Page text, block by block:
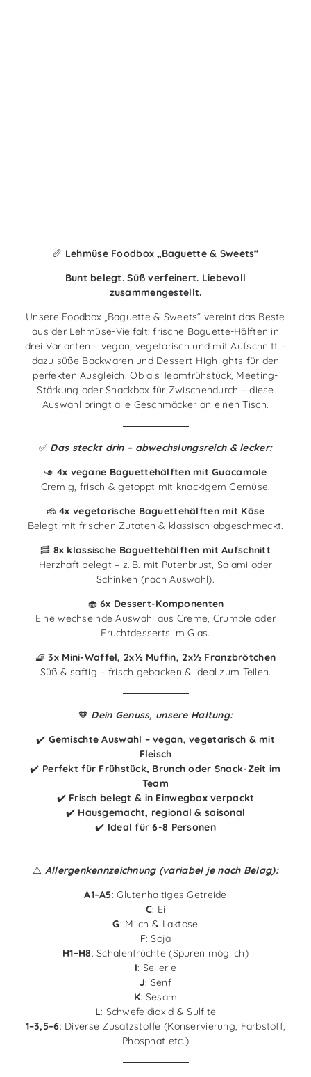
🥖 Lehmüse Foodbox „Baguette & Sweets“
Bunt belegt. Süß verfeinert. Liebevoll
zusammengestellt.
Unsere Foodbox „Baguette & Sweets“ vereint das Beste
aus der Lehmüse-Vielfalt: frische Baguette-Hälften in
drei Varianten – vegan, vegetarisch und mit Aufschnitt –
dazu süße Backwaren und Dessert-Highlights für den
perfekten Ausgleich. Ob als Teamfrühstück, Meeting-
Stärkung oder Snackbox für Zwischendurch – diese
Auswahl bringt alle Geschmäcker an einen Tisch.
✅ Das steckt drin – abwechslungsreich & lecker:
🥑 4x vegane Baguettehälften mit Guacamole
Cremig, frisch & getoppt mit knackigem Gemüse.
🧀4x vegetarische Baguettehälften mit Käse
Belegt mit frischen Zutaten & klassisch abgeschmeckt.
🥓 8x klassische Baguettehälften mit Aufschnitt
Herzhaft belegt – z. B. mit Putenbrust, Salami oder
Schinken (nach Auswahl).
🧁6x Dessert-Komponenten
Eine wechselnde Auswahl aus Creme, Crumble oder
Fruchtdesserts im Glas.
🧇3x Mini-Waffel, 2x½ Muffin, 2x½ Franzbrötchen
Süß & saftig – frisch gebacken & ideal zum Teilen.
🧡 Dein Genuss, unsere Haltung:
✔️ Gemischte Auswahl – vegan, vegetarisch & mit
Fleisch
✔️ Perfekt für Frühstück, Brunch oder Snack-Zeit im
Team
✔️ Frisch belegt & in Einwegbox verpackt
✔️ Hausgemacht, regional & saisonal
✔️ Ideal für 6-8 Personen
⚠️ Allergenkennzeichnung (variabel je nach Belag):
A1–A5: Glutenhaltiges Getreide
C: Ei
G: Milch & Laktose
F: Soja
H1–H8: Schalenfrüchte (Spuren möglich)
I: Sellerie
J: Senf
K: Sesam
L: Schwefeldioxid & Sulfite
1–3,5–6: Diverse Zusatzstoffe (Konservierung, Farbstoff,
Phosphat etc.)